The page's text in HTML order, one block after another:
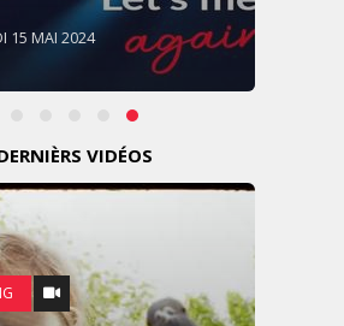
15 MAI 2024
VIDÉOS